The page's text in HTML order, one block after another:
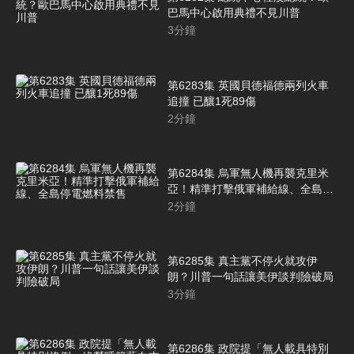
巴馬中心啟用典禮不見川普
3分鐘
第6283集 英國貝德福德兩列火車
追撞 已釀1死89傷
2分鐘
第6284集 烏軍無人機再襲克里米
亞！精準打擊俄軍補給線、全島停
電燃料禁售
2分鐘
第6285集 真主黨不停火就攻伊
朗？川普一句話讓美伊談判險破局
3分鐘
第6286集 政院提「無人載具特別